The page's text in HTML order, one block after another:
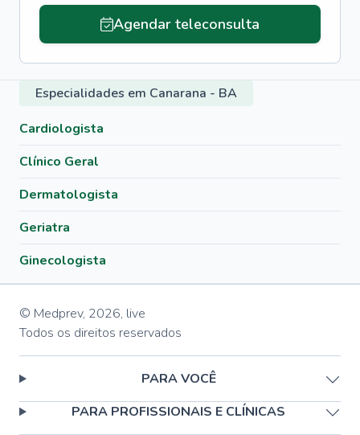
Agendar teleconsulta
Especialidades em Canarana - BA
Cardiologista
Clínico Geral
Dermatologista
Geriatra
Ginecologista
© Medprev, 2026, live
Todos os direitos reservados
PARA VOCÊ
PARA PROFISSIONAIS E CLÍNICAS